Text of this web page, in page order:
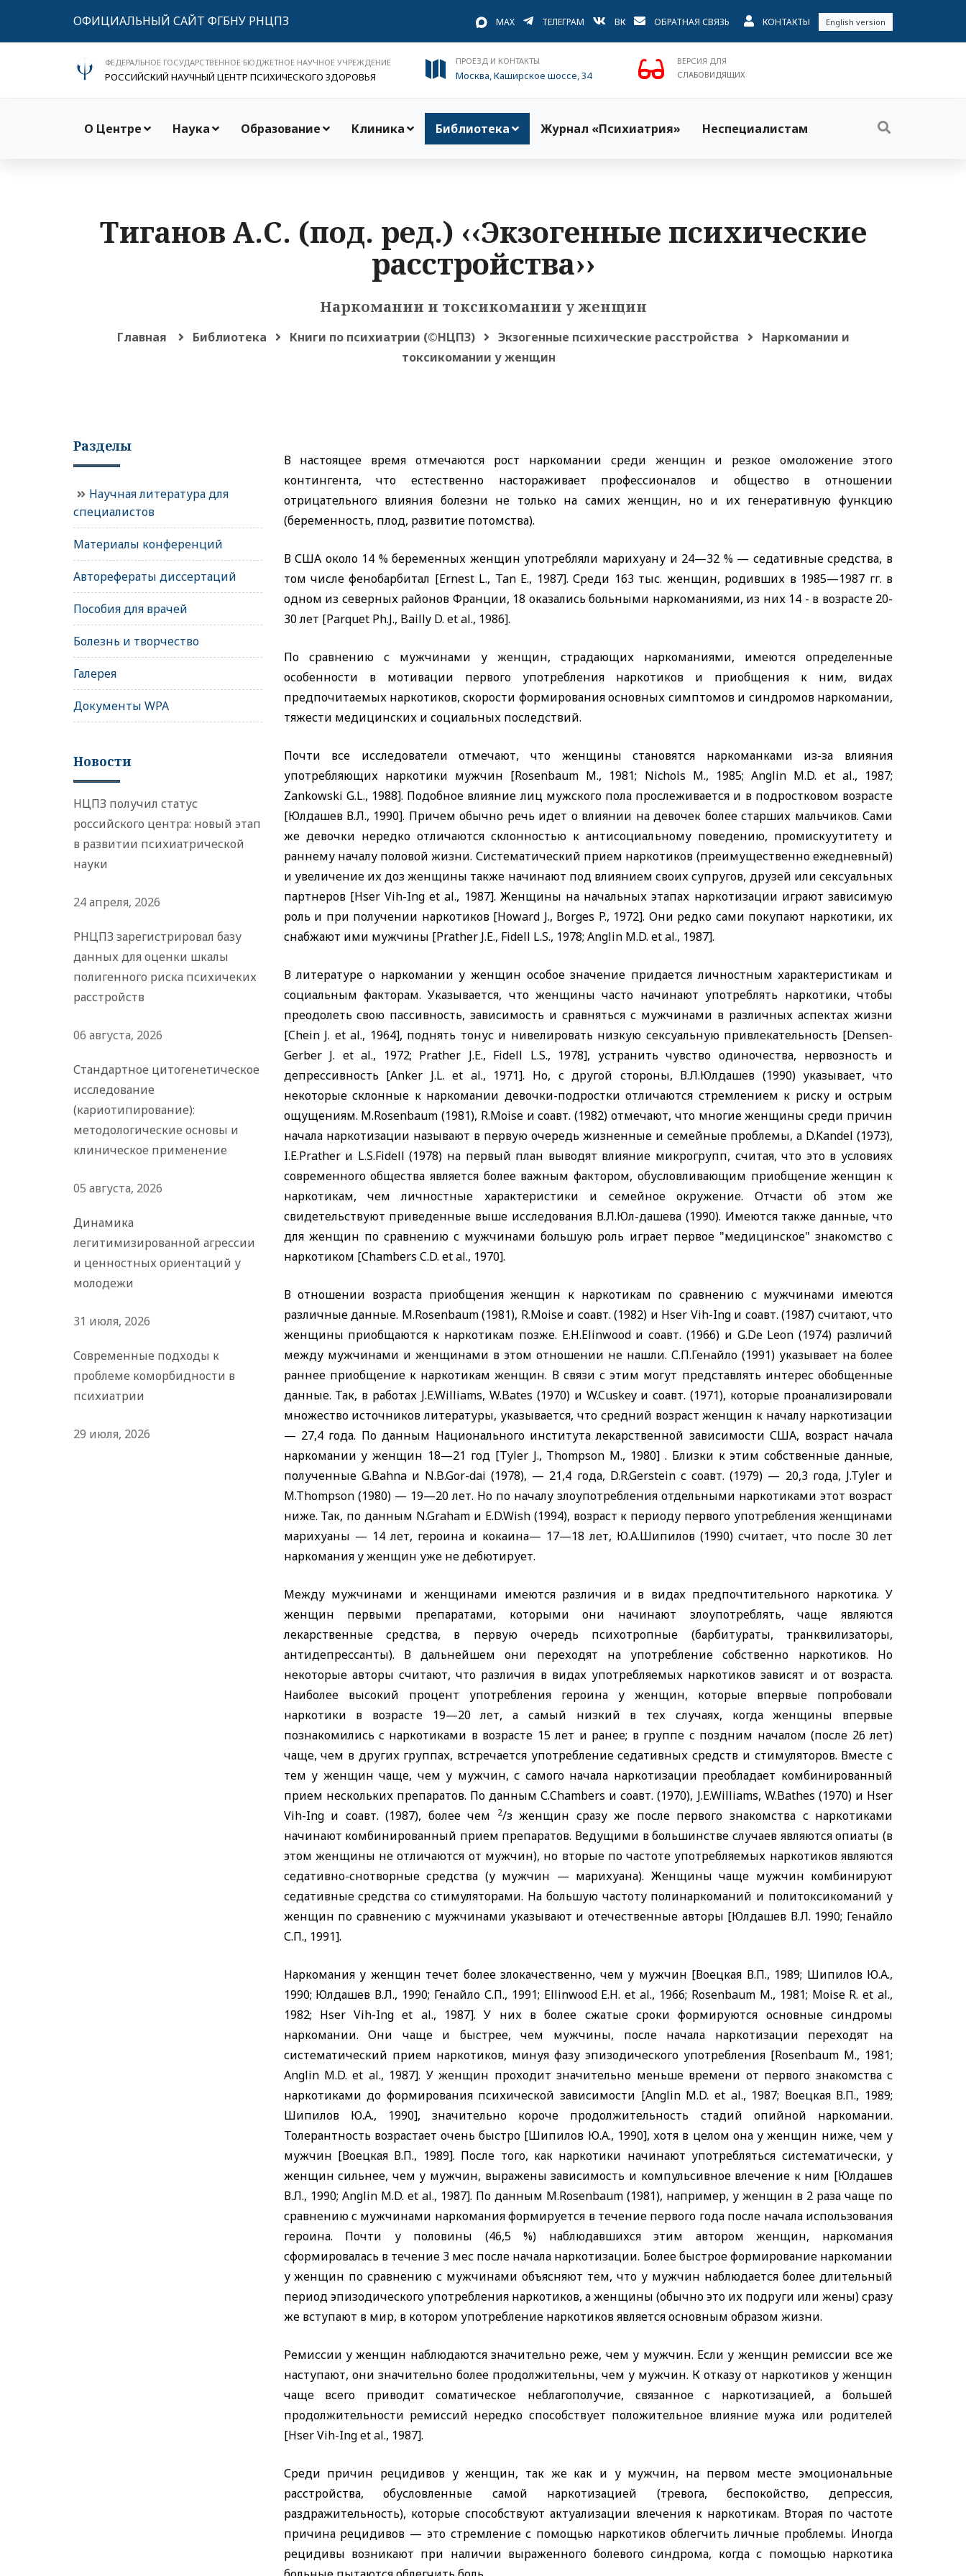
ОФИЦИАЛЬНЫЙ САЙТ ФГБНУ РНЦПЗ MAX ТЕЛЕГРАМ ВК ОБРАТНАЯ СВЯЗЬ КОНТАКТЫ English version
ФЕДЕРАЛЬНОЕ ГОСУДАРСТВЕННОЕ БЮДЖЕТНОЕ НАУЧНОЕ УЧРЕЖДЕНИЕ
РОССИЙСКИЙ НАУЧНЫЙ ЦЕНТР ПСИХИЧЕСКОГО ЗДОРОВЬЯ
ПРОЕЗД И КОНТАКТЫ
Москва, Каширское шоссе, 34
ВЕРСИЯ ДЛЯ
СЛАБОВИДЯЩИХ
О Центре Наука Образование Клиника Библиотека Журнал «Психиатрия» Неспециалистам
Тиганов А.С. (под. ред.) ‹‹Экзогенные психические
расстройства››
Наркомании и токсикомании у женщин
Главная Библиотека Книги по психиатрии (©НЦПЗ) Экзогенные психические расстройства
Наркомании и
токсикомании у женщин
В настоящее время отмечаются рост наркомании среди женщин и резкое омоложение этого
контингента, что естественно настораживает профессионалов и общество в отношении
отрицательного влияния болезни не только на самих женщин, но и их генеративную функцию
(беременность, плод, развитие потомства).
В США около 14 % беременных женщин употребляли марихуану и 24—32 % — седативные средства, в
том числе фенобарбитал [Ernest L., Tan E., 1987]. Среди 163 тыс. женщин, родивших в 1985—1987 гг. в
одном из северных районов Франции, 18 оказались больными наркоманиями, из них 14 - в возрасте 20-
30 лет [Parquet Ph.J., Bailly D. et al., 1986].
По сравнению с мужчинами у женщин, страдающих наркоманиями, имеются определенные
особенности в мотивации первого употребления наркотиков и приобщения к ним, видах
предпочитаемых наркотиков, скорости формирования основных симптомов и синдромов наркомании,
тяжести медицинских и социальных последствий.
Почти все исследователи отмечают, что женщины становятся наркоманками из-за влияния
употребляющих наркотики мужчин [Rosenbaum M., 1981; Nichols M., 1985;Anglin M.D. et al., 1987;
Zankowski G.L., 1988]. Подобное влияние лиц мужского пола прослеживается и в подростковом возрасте
[Юлдашев В.Л., 1990]. Причем обычно речь идет о влиянии на девочек более старших мальчиков. Сами
же девочки нередко отличаются склонностью к антисоциальному поведению, промискуутитету и
раннему началу половой жизни. Систематический прием наркотиков (преимущественно ежедневный)
и увеличение их доз женщины также начинают под влиянием своих супругов, друзей или сексуальных
партнеров [Hser Vih-Ing et al., 1987]. Женщины на начальных этапах наркотизации играют зависимую
роль и при получении наркотиков [Howard J., Borges P., 1972]. Они редко сами покупают наркотики, их
снабжают ими мужчины [Prather J.E., Fidell L.S., 1978; Anglin M.D. et al., 1987].
В литературе о наркомании у женщин особое значение придается личностным характеристикам и
социальным факторам. Указывается, что женщины часто начинают употреблять наркотики, чтобы
преодолеть свою пассивность, зависимость и сравняться с мужчинами в различных аспектах жизни
[Chein J. et al., 1964], поднять тонус и нивелировать низкую сексуальную привлекательность [Densen-
Gerber J. et al., 1972; Prather J.E., Fidell L.S., 1978], устранить чувство одиночества, нервозность и
депрессивность [Anker J.L.et al., 1971]. Но, с другой стороны, В.Л.Юлдашев (1990) указывает, что
некоторые склонные к наркомании девочки-подростки отличаются стремлением к риску и острым
ощущениям. M.Rosenbaum (1981), R.Moiseи соавт. (1982) отмечают, что многие женщины среди причин
начала наркотизации называют в первую очередь жизненные и семейные проблемы, а D.Kandel (1973),
I.E.Pratherи L.S.Fidell (1978) на первый план выводят влияние микрогрупп, считая, что это в условиях
современного общества является более важным фактором, обусловливающим приобщение женщин к
наркотикам, чем личностные характеристики и семейное окружение. Отчасти об этом же
свидетельствуют приведенные выше исследования В.Л.Юл-дашева (1990). Имеются также данные, что
для женщин по сравнению с мужчинами большую роль играет первое "медицинское" знакомство с
наркотиком [Chambers C.D. et al., 1970].
В отношении возраста приобщения женщин к наркотикам по сравнению с мужчинами имеются
различные данные. M.Rosenbaum(1981), R.Moiseи соавт. (1982) и Hser Vih-Ingи соавт. (1987) считают, что
женщины приобщаются к наркотикам позже. E.H.Elinwoodи соавт. (1966) и G.De Leon (1974) различий
между мужчинами и женщинами в этом отношении не нашли. С.П.Генайло (1991) указывает на более
раннее приобщение к наркотикам женщин. В связи с этим могут представлять интерес обобщенные
данные. Так, в работах J.E.Williams, W.Bates (1970) и W.Cuskeyи соавт. (1971), которые проанализировали
множество источников литературы, указывается, что средний возраст женщин к началу наркотизации
— 27,4 года. По данным Национального института лекарственной зависимости США, возраст начала
наркомании у женщин 18—21 год [Tyler J., Thompson M., 1980] . Близки к этим собственные данные,
полученные G.Bahnaи N.B.Gor-dai (1978), — 21,4 года, D.R.Gersteinс соавт. (1979) — 20,3 года, J.Tylerи
M.Thompson(1980) — 19—20 лет. Но по началу злоупотребления отдельными наркотиками этот возраст
ниже. Так, по данным N.Graham и E.D.Wish(1994), возраст к периоду первого употребления женщинами
марихуаны — 14 лет, героина и кокаина— 17—18 лет, Ю.А.Шипилов (1990) считает, что после 30 лет
наркомания у женщин уже не дебютирует.
Между мужчинами и женщинами имеются различия и в видах предпочтительного наркотика. У
женщин первыми препаратами, которыми они начинают злоупотреблять, чаще являются
лекарственные средства, в первую очередь психотропные (барбитураты, транквилизаторы,
антидепрессанты). В дальнейшем они переходят на употребление собственно наркотиков. Но
некоторые авторы считают, что различия в видах употребляемых наркотиков зависят и от возраста.
Наиболее высокий процент употребления героина у женщин, которые впервые попробовали
наркотики в возрасте 19—20 лет, а самый низкий в тех случаях, когда женщины впервые
познакомились с наркотиками в возрасте 15 лет и ранее; в группе с поздним началом (после 26 лет)
чаще, чем в других группах, встречается употребление седативных средств и стимуляторов. Вместе с
тем у женщин чаще, чем у мужчин, с самого начала наркотизации преобладает комбинированный
прием нескольких препаратов. По данным С.Chambers и соавт.(1970), J.E.Williams, W.Bathes (1970) и Hser
Vih-Ing и соавт.(1987), более чем 2/з женщин сразу же после первого знакомства с наркотиками
начинают комбинированный прием препаратов. Ведущими в большинстве случаев являются опиаты (в
этом женщины не отличаются от мужчин), но вторые по частоте употребляемых наркотиков являются
седативно-снотворные средства (у мужчин — марихуана). Женщины чаще мужчин комбинируют
седативные средства со стимуляторами. На большую частоту полинаркоманий и политоксикоманий у
женщин по сравнению с мужчинами указывают и отечественные авторы [Юлдашев В.Л. 1990; Генайло
С.П., 1991].
Наркомания у женщин течет более злокачественно, чем у мужчин [Воецкая В.П., 1989; Шипилов Ю.А.,
1990; Юлдашев В.Л., 1990; Генайло С.П., 1991; Ellinwood E.H.et al., 1966; Rosenbaum M., 1981; Moise R.et al.,
1982; Hser Vih-Ing et al., 1987]. У них в более сжатые сроки формируются основные синдромы
наркомании. Они чаще и быстрее, чем мужчины, после начала наркотизации переходят на
систематический прием наркотиков, минуя фазу эпизодического употребления [RosenbaumМ., 1981;
Anglin M.D.et al., 1987]. У женщин проходит значительно меньше времени от первого знакомства с
наркотиками до формирования психической зависимости [Anglin M.D. et al., 1987; Воецкая В.П., 1989;
Шипилов Ю.А., 1990], значительно короче продолжительность стадий опийной наркомании.
Толерантность возрастает очень быстро [Шипилов Ю.А., 1990], хотя в целом она у женщин ниже, чем у
мужчин [Воецкая В.П., 1989]. После того, как наркотики начинают употребляться систематически, у
женщин сильнее, чем у мужчин, выражены зависимость и компульсивное влечение к ним [Юлдашев
В.Л., 1990; Anglin M.D. et al., 1987]. По данным М.Rosenbaum(1981), например, у женщин в 2 раза чаще по
сравнению с мужчинами наркомания формируется в течение первого года после начала использования
героина. Почти у половины (46,5 %) наблюдавшихся этим автором женщин, наркомания
сформировалась в течение 3 мес после начала наркотизации. Более быстрое формирование наркомании
у женщин по сравнению с мужчинами объясняют тем, что у мужчин наблюдается более длительный
период эпизодического употребления наркотиков, а женщины (обычно это их подруги или жены) сразу
же вступают в мир, в котором употребление наркотиков является основным образом жизни.
Ремиссии у женщин наблюдаются значительно реже, чем у мужчин. Если у женщин ремиссии все же
наступают, они значительно более продолжительны, чем у мужчин. К отказу от наркотиков у женщин
чаще всего приводит соматическое неблагополучие, связанное с наркотизацией, а большей
продолжительности ремиссий нередко способствует положительное влияние мужа или родителей
[Hser Vih-Ing et al., 1987].
Среди причин рецидивов у женщин, так же как и у мужчин, на первом месте эмоциональные
расстройства, обусловленные самой наркотизацией (тревога, беспокойство, депрессия,
раздражительность), которые способствуют актуализации влечения к наркотикам. Вторая по частоте
причина рецидивов — это стремление с помощью наркотиков облегчить личные проблемы. Иногда
рецидивы возникают при наличии выраженного болевого синдрома, когда с помощью наркотика
Разделы
Научная литература для
специалистов
Материалы конференций
Авторефераты диссертаций
Пособия для врачей
Болезнь и творчество
Галерея
Документы WPA
Новости
НЦПЗ получил статус
российского центра: новый этап
в развитии психиатрической
науки
24 апреля, 2026
РНЦПЗ зарегистрировал базу
данных для оценки шкалы
полигенного риска психичеких
расстройств
06 августа, 2026
Стандартное цитогенетическое
исследование
(кариотипирование):
методологические основы и
клиническое применение
05 августа, 2026
Динамика
легитимизированной агрессии
и ценностных ориентаций у
молодежи
31 июля, 2026
Современные подходы к
проблеме коморбидности в
психиатрии
29 июля, 2026